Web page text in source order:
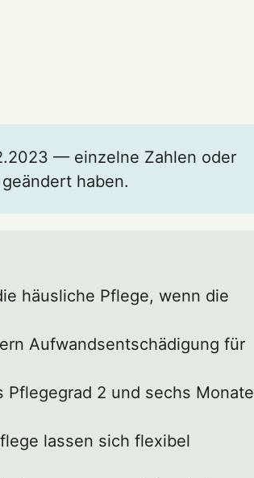
— einzelne Zahlen oder
haben.
häusliche Pflege, wenn die
Aufwandsentschädigung für
2 und sechs Monate
lassen sich flexibel